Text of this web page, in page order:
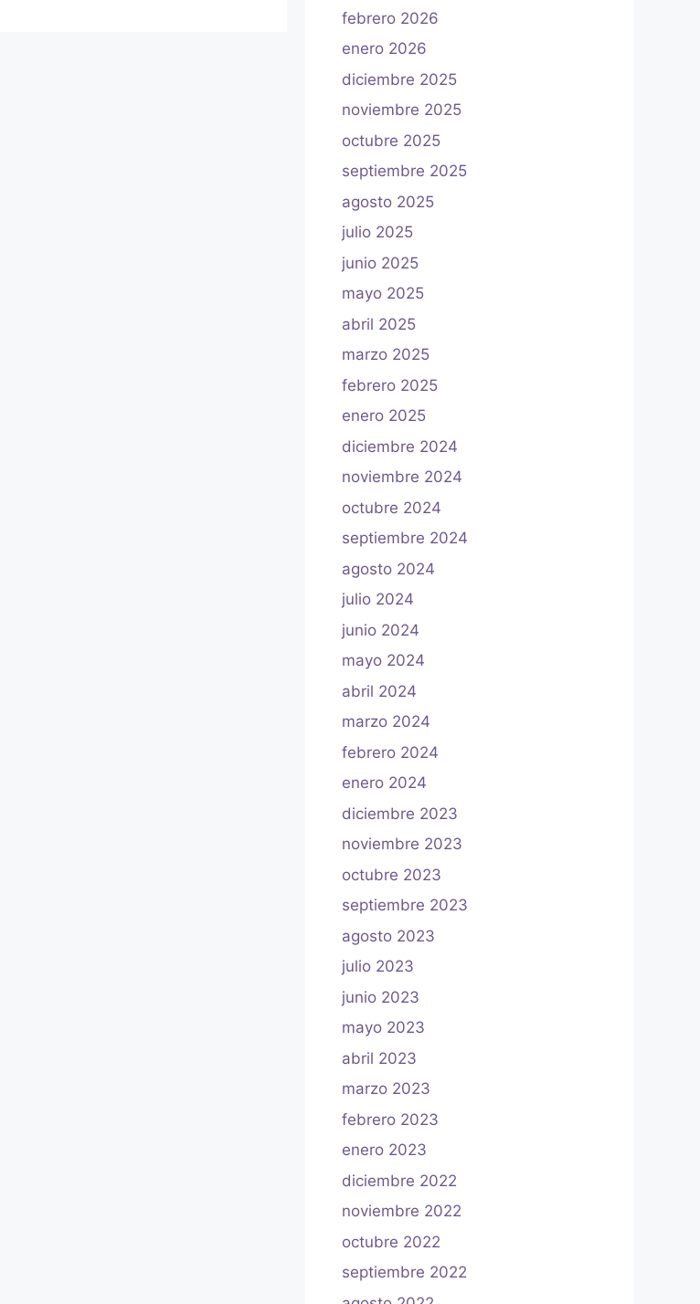
febrero 2026
enero 2026
diciembre 2025
noviembre 2025
octubre 2025
septiembre 2025
agosto 2025
julio 2025
junio 2025
mayo 2025
abril 2025
marzo 2025
febrero 2025
enero 2025
diciembre 2024
noviembre 2024
octubre 2024
septiembre 2024
agosto 2024
julio 2024
junio 2024
mayo 2024
abril 2024
marzo 2024
febrero 2024
enero 2024
diciembre 2023
noviembre 2023
octubre 2023
septiembre 2023
agosto 2023
julio 2023
junio 2023
mayo 2023
abril 2023
marzo 2023
febrero 2023
enero 2023
diciembre 2022
noviembre 2022
octubre 2022
septiembre 2022